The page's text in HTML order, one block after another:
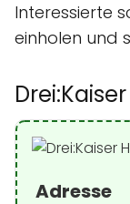
Interessierte
einholen und
Adresse